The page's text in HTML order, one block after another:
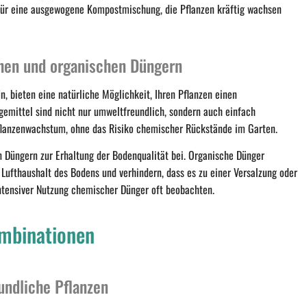
eine ausgewogene Kompostmischung, die Pflanzen kräftig wachsen
und organischen Düngern
bieten eine natürliche Möglichkeit, Ihren Pflanzen einen
sind nicht nur umweltfreundlich, sondern auch einfach
ohne das Risiko chemischer Rückstände im Garten.
zur Erhaltung der Bodenqualität bei. Organische Dünger
des Bodens und verhindern, dass es zu einer Versalzung oder
Nutzung chemischer Dünger oft beobachten.
Pflanzen